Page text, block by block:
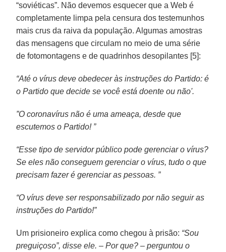
“soviéticas”. Não devemos esquecer que a Web é
completamente limpa pela censura dos testemunhos
mais crus da raiva da população. Algumas amostras
das mensagens que circulam no meio de uma série
de fotomontagens e de quadrinhos desopilantes [5]:
“Até o vírus deve obedecer às instruções do Partido: é
o Partido que decide se você está doente ou não'.
”O coronavírus não é uma ameaça, desde que
escutemos o Partido! ”
“Esse tipo de servidor público pode gerenciar o vírus?
Se eles não conseguem gerenciar o vírus, tudo o que
precisam fazer é gerenciar as pessoas. ”
“O vírus deve ser responsabilizado por não seguir as
instruções do Partido!”
Um prisioneiro explica como chegou à prisão: “Sou
preguiçoso”, disse ele. – Por que? – perguntou o